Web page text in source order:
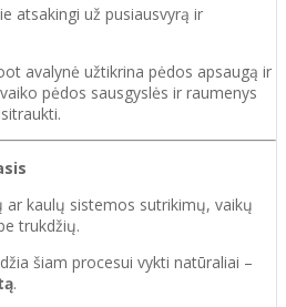
atsakingi už pusiausvyrą ir
avalynė užtikrina pėdos apsaugą ir
pėdos sausgyslės ir raumenys
ar kaulų sistemos sutrikimų, vaikų
trukdžių.
šiam procesui vykti natūraliai –
.